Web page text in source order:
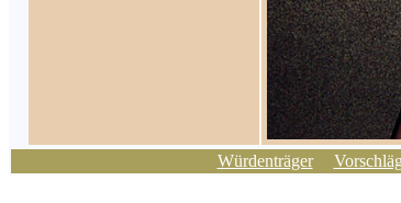
Würdenträger